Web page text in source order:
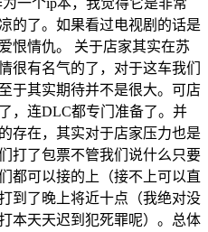
的了。如果看过电视剧的话是
恨情仇。 关于店家其实在苏
很有名气的了，对于这车我们
于其实期待并不是很大。可店
，连DLC都专门准备了。并
存在，其实对于店家压力也是
打了包票不管我们说什么只要
都可以接的上（接不上可以直
到了晚上将近十点（我绝对没
本天天迟到犯死罪呢）。总体